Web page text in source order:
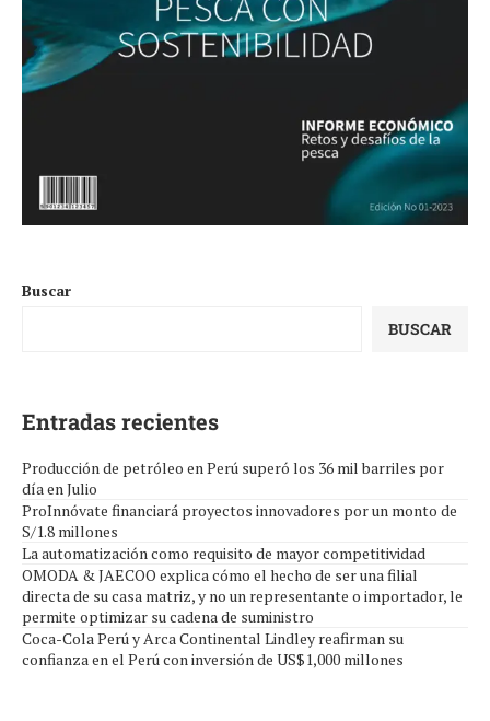
Buscar
BUSCAR
Entradas recientes
Producción de petróleo en Perú superó los 36 mil barriles por
día en Julio
ProInnóvate financiará proyectos innovadores por un monto de
S/1.8 millones
La automatización como requisito de mayor competitividad
OMODA & JAECOO explica cómo el hecho de ser una filial
directa de su casa matriz, y no un representante o importador, le
permite optimizar su cadena de suministro
Coca-Cola Perú y Arca Continental Lindley reafirman su
confianza en el Perú con inversión de US$1,000 millones